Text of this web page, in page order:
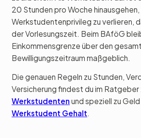
20 Stunden pro Woche hinausgehen,
Werkstudentenprivileg zu verlieren,
der Vorlesungszeit. Beim BAföG
Einkommensgrenze über den
Bewilligungszeitraum maßgeblich.
Die genauen Regeln zu Stunden,
Versicherung findest du im Ratgeber
Werkstudenten und speziell zu
Werkstudent Gehalt.